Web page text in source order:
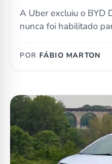
A Uber excluiu o BYD
nunca foi habilitado
POR FÁBIO MARTON